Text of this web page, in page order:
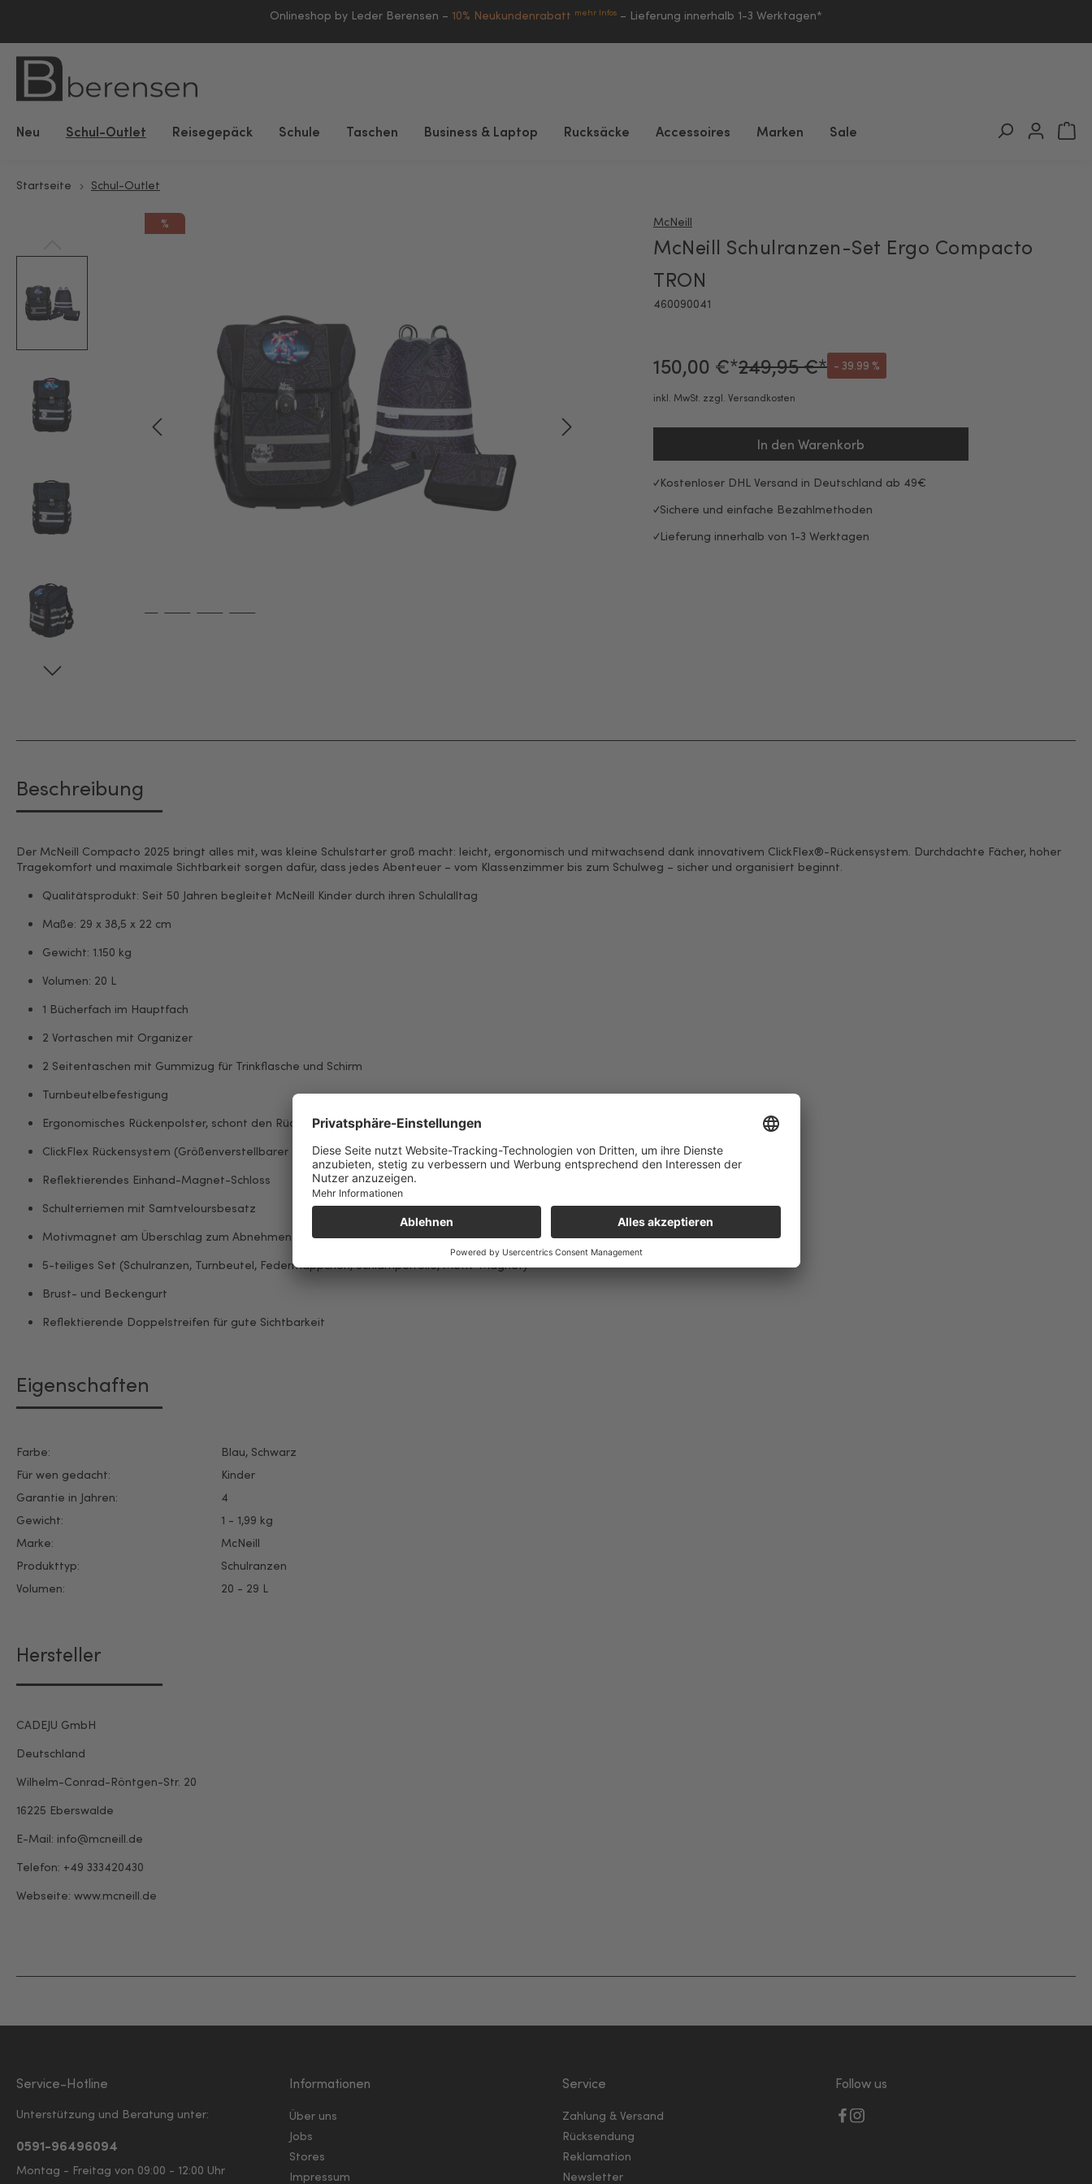
Onlineshop by Leder Berensen – 10% Neukundenrabatt mehr Infos – Lieferung innerhalb 1-3 Werktagen*
Neu Schul-Outlet Reisegepäck Schule Taschen Business & Laptop Rucksäcke Accessoires Marken Sale
Startseite Schul-Outlet
% McNeill
McNeill Schulranzen-Set Ergo Compacto
TRON
460090041
150,00 €*249,95 €* - 39.99 %
inkl. MwSt. zzgl. Versandkosten
In den Warenkorb
Kostenloser DHL Versand in Deutschland ab 49€
Sichere und einfache Bezahlmethoden
Lieferung innerhalb von 1-3 Werktagen
Beschreibung
Der McNeill Compacto 2025 bringt alles mit, was kleine Schulstarter groß macht: leicht, ergonomisch und mitwachsend dank innovativem ClickFlex®-Rückensystem. Durchdachte Fächer, hoher
Tragekomfort und maximale Sichtbarkeit sorgen dafür, dass jedes Abenteuer – vom Klassenzimmer bis zum Schulweg – sicher und organisiert beginnt.
Qualitätsprodukt: Seit 50 Jahren begleitet McNeill Kinder durch ihren Schulalltag
Maße: 29 x 38,5 x 22 cm
Gewicht: 1.150 kg
Volumen: 20 L
1 Bücherfach im Hauptfach
2 Vortaschen mit Organizer
2 Seitentaschen mit Gummizug für Trinkflasche und Schirm
Turnbeutelbefestigung
Ergonomisches Rückenpolster, schont den Rücken deines Kindes ab Klasse 1
ClickFlex Rückensystem (Größenverstellbarer Rücken), der Ranzen wächst mit deinem Kind mit
Reflektierendes Einhand-Magnet-Schloss
Schulterriemen mit Samtveloursbesatz
Motivmagnet am Überschlag zum Abnehmen
5-teiliges Set (Schulranzen, Turnbeutel, Federmäppchen, Schlamperrolle, Motiv-Magnet)
Brust- und Beckengurt
Reflektierende Doppelstreifen für gute Sichtbarkeit
Eigenschaften
Farbe: Blau, Schwarz
Für wen gedacht:
Kinder
Garantie in Jahren:
4
Gewicht:
1 - 1,99 kg
Marke:
McNeill
Produkttyp:
Schulranzen
Volumen:
20 - 29 L
Hersteller
CADEJU GmbH
Deutschland
Wilhelm-Conrad-Röntgen-Str. 20
16225 Eberswalde
E-Mail: info@mcneill.de
Telefon: +49 333420430
Webseite: www.mcneill.de
Service-Hotline
Unterstützung und Beratung unter:
0591-96496094
Montag - Freitag von 09:00 - 12:00 Uhr
Informationen
Über uns
Jobs
Stores
Impressum
Service
Zahlung & Versand
Rücksendung
Reklamation
Newsletter
Follow us